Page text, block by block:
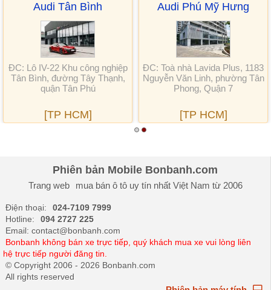
Audi Tân Bình
IV-22 Khu công nghiệp
Bình, đường Tây Thạnh,
quận Tân Phú
[TP HCM]
Audi Phú Mỹ Hưng
ĐC: Toà nhà Lavida Plus, 1183
Nguyễn Văn Linh, phường Tân
Phong, Quận 7
[TP HCM]
ĐC:
Phiên bản Mobile Bonbanh.com
Trang web mua bán ô tôuy tín nhất Việt Nam từ 2006
Điện thoại:
024-7109 7999
Hotline:
094 2727 225
Email: contact@bonbanh.com
Bonbanh không bán xe trực tiếp, quý khách mua xe vui lòng liên
hệ trực tiếp người đăng tin.
© Copyright 2006 - 2026 Bonbanh.com
All rights reserved